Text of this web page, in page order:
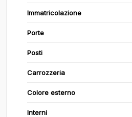
Immatricolazione
Porte
Posti
Carrozzeria
Colore esterno
Interni